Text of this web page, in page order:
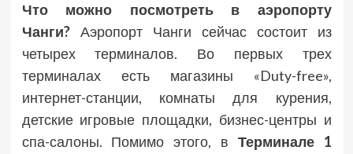
Что можно посмотреть в аэропорту
Чанги?Аэропорт Чанги сейчас состоит из
четырех терминалов. Во первых трех
терминалах есть магазины «Duty-free»,
интернет-станции, комнаты для курения,
детские игровые площадки, бизнес-центры и
спа-салоны. Помимо этого, в Терминале 1